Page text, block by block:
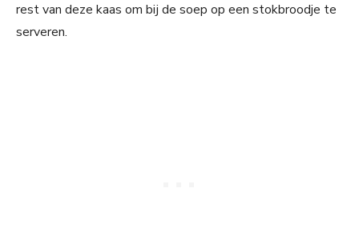
rest van deze kaas om bij de soep op een stokbroodje te
serveren.